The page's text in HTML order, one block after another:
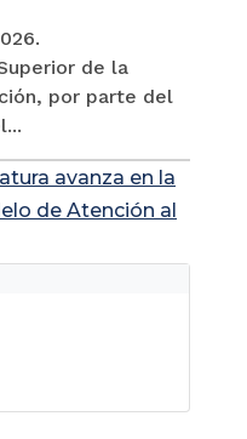
de la
por parte del
avanza en la
de Atención al